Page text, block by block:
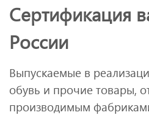
Сертификация
России
Выпускаемые в
обувь и прочие товары,
производимым